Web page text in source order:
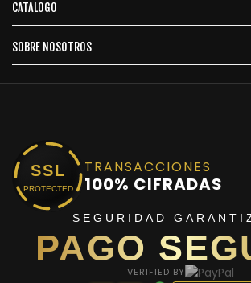
CATALOGO
SOBRE NOSOTROS
SSL
PROTECTED
TRANSACCIONES
100% CIFRADAS
SEGURIDAD
PAGO
VERIFIED BY